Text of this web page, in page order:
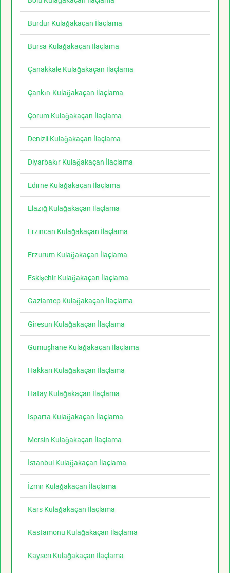
Burdur Kulağakaçan İlaçlama
Bursa Kulağakaçan İlaçlama
Çanakkale Kulağakaçan İlaçlama
Çankırı Kulağakaçan İlaçlama
Çorum Kulağakaçan İlaçlama
Denizli Kulağakaçan İlaçlama
Diyarbakır Kulağakaçan İlaçlama
Edirne Kulağakaçan İlaçlama
Elazığ Kulağakaçan İlaçlama
Erzincan Kulağakaçan İlaçlama
Erzurum Kulağakaçan İlaçlama
Eskişehir Kulağakaçan İlaçlama
Gaziantep Kulağakaçan İlaçlama
Giresun Kulağakaçan İlaçlama
Gümüşhane Kulağakaçan İlaçlama
Hakkari Kulağakaçan İlaçlama
Hatay Kulağakaçan İlaçlama
Isparta Kulağakaçan İlaçlama
Mersin Kulağakaçan İlaçlama
İstanbul Kulağakaçan İlaçlama
İzmir Kulağakaçan İlaçlama
Kars Kulağakaçan İlaçlama
Kastamonu Kulağakaçan İlaçlama
Kayseri Kulağakaçan İlaçlama